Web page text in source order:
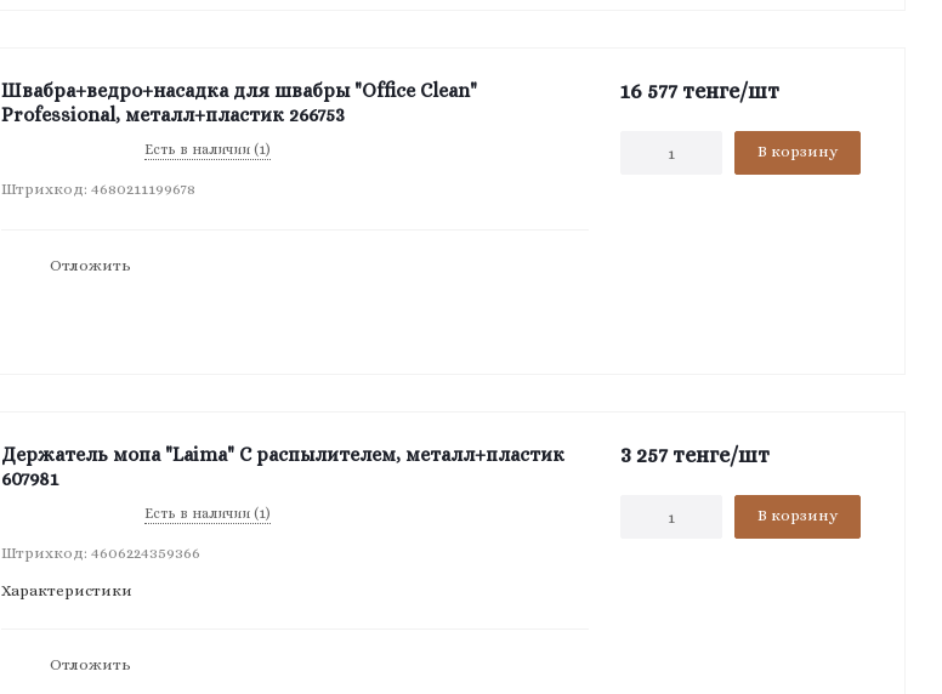
Швабра+ведро+насадка для швабры "Office Clean"
Professional, металл+пластик 266753
Есть в наличии (1)
Штрихкод: 4680211199678
Отложить
16 577тенге/шт
В корзину
Держатель мопа "Laima" С распылителем, металл+пластик
607981
Есть в наличии (1)
Штрихкод: 4606224359366
Характеристики
Отложить
3 257тенге/шт
В корзину